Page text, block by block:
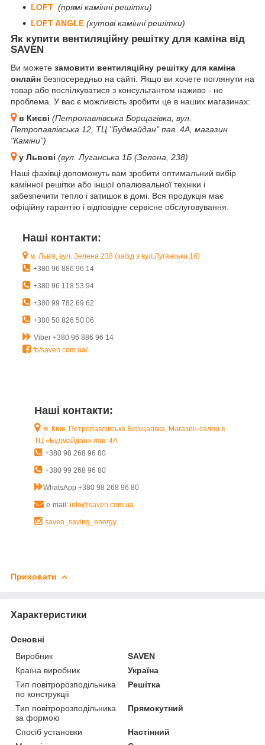
LOFT (прямі камінні решітки)
LOFT ANGLE (кутові камінні решітки)
Як купити вентиляційну решітку для каміна від
SAVEN
Ви можете замовити вентиляційну решітку для каміна
онлайн безпосередньо на сайті. Якщо ви хочете поглянути на
товар або поспілкуватися з консультантом наживо - не
проблема. У вас є можливість зробити це в наших магазинах:
в Києві (Петропавлівська Борщагівка, вул.
Петропавлівська 12, ТЦ "Будмайдан" пав. 4А, магазин
"Каміни")
у Львові (вул. Луганська 1Б (Зелена, 238)
Наші фахівці допоможуть вам зробити оптимальний вибір
камінної решітки або іншої опалювальної техніки і
забезпечити тепло і затишок в домі. Вся продукція має
офіційну гарантію і відповідне сервісне обслуговування.
Наші контакти:
м. Львів, вул. Зелена 238 (заїзд з вул.Луганська 1б)
+380 96 886 96 14
+380 96 118 53 94
+380 99 782 69 62
+380 50 826 50 06
Viber +380 96 886 96 14
fb/saven.com.ua/
Наші контакти:
м. Київ, Петропавлівська Борщагівка, Магазин-салон в
ТЦ «Будмайдан» пав. 4А
+380 98 268 96 80
+380 99 268 96 80
WhatsApp +380 98 268 96 80
e-mail: info@saven.com.ua
saven_saving_energy
Приховати
Характеристики
Основні
Виробник
SAVEN
Країна виробник
Україна
Тип повітророзподільника
по конструкції
Решітка
Тип повітророзподільника
за формою
Прямокутний
Спосіб установки
Настінний